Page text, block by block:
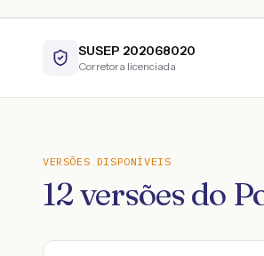
SUSEP 202068020
Corretora licenciada
VERSÕES DISPONÍVEIS
12versões do